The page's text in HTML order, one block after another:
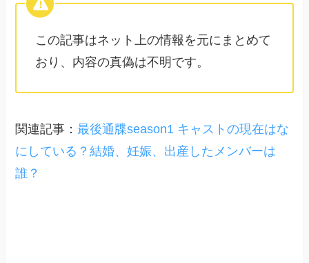
この記事はネット上の情報を元にまとめて
おり、内容の真偽は不明です。
関連記事：最後通牒season1 キャストの現在はな
にしている？結婚、妊娠、出産したメンバーは
誰？